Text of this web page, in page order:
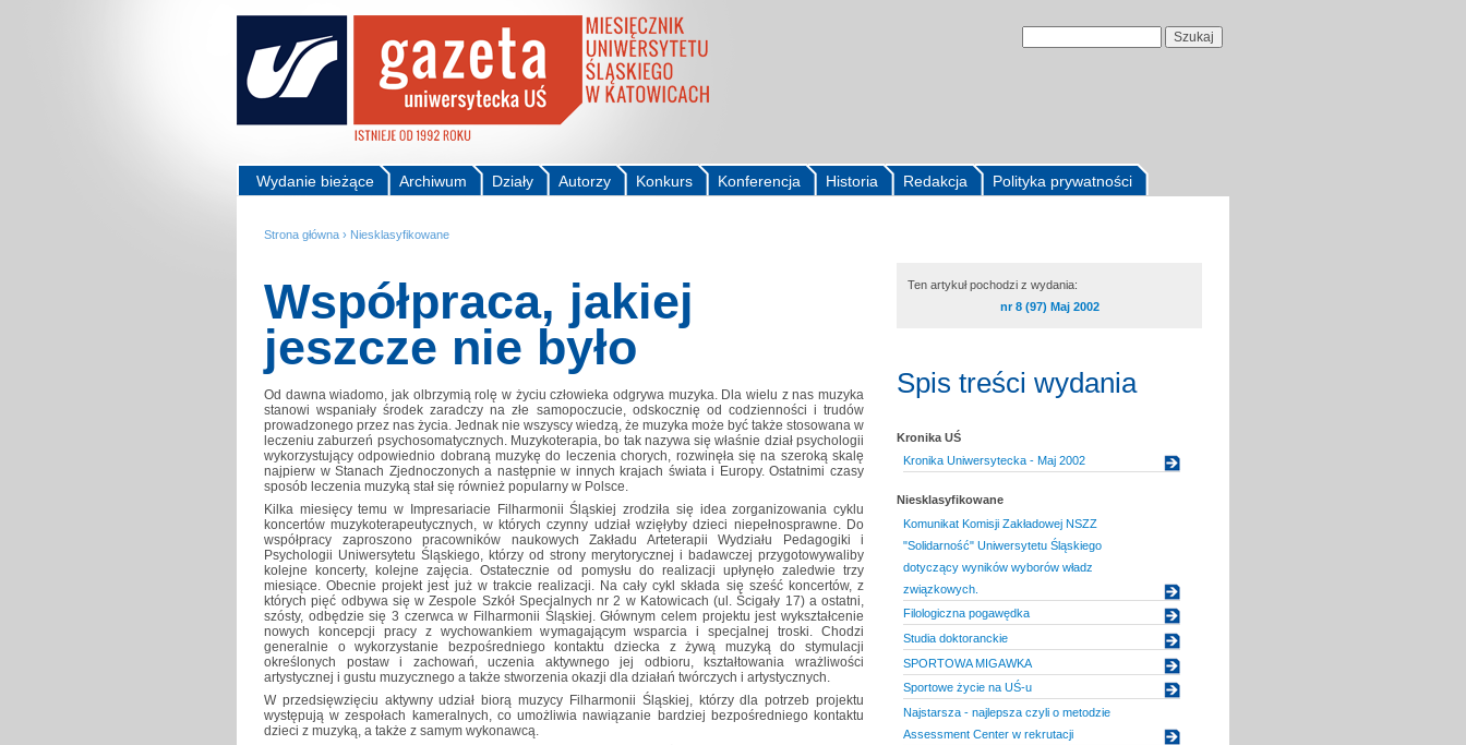
Polityka prywatności
Redakcja
Historia
Konferencja
Konkurs
Autorzy
Działy
Archiwum
Wydanie bieżące
Strona główna › Niesklasyfikowane
Współpraca, jakiej
jeszcze nie było
Od dawna wiadomo, jak olbrzymią rolę w życiu człowieka odgrywa muzyka. Dla wielu z nas muzyka
stanowi wspaniały środek zaradczy na złe samopoczucie, odskocznię od codzienności i trudów
prowadzonego przez nas życia. Jednak nie wszyscy wiedzą, że muzyka może być także stosowana w
leczeniu zaburzeń psychosomatycznych. Muzykoterapia, bo tak nazywa się właśnie dział psychologii
wykorzystujący odpowiednio dobraną muzykę do leczenia chorych, rozwinęła się na szeroką skalę
najpierw w Stanach Zjednoczonych a następnie w innych krajach świata i Europy. Ostatnimi czasy
sposób leczenia muzyką stał się również popularny w Polsce.
Kilka miesięcy temu w Impresariacie Filharmonii Śląskiej zrodziła się idea zorganizowania cyklu
koncertów muzykoterapeutycznych, w których czynny udział wzięłyby dzieci niepełnosprawne. Do
współpracy zaproszono pracowników naukowych Zakładu Arteterapii Wydziału Pedagogiki i
Psychologii Uniwersytetu Śląskiego, którzy od strony merytorycznej i badawczej przygotowywaliby
kolejne koncerty, kolejne zajęcia. Ostatecznie od pomysłu do realizacji upłynęło zaledwie trzy
miesiące. Obecnie projekt jest już w trakcie realizacji. Na cały cykl składa się sześć koncertów, z
których pięć odbywa się w Zespole Szkół Specjalnych nr 2 w Katowicach (ul. Ścigały 17) a ostatni,
szósty, odbędzie się 3 czerwca w Filharmonii Śląskiej. Głównym celem projektu jest wykształcenie
nowych koncepcji pracy z wychowankiem wymagającym wsparcia i specjalnej troski. Chodzi
generalnie o wykorzystanie bezpośredniego kontaktu dziecka z żywą muzyką do stymulacji
określonych postaw i zachowań, uczenia aktywnego jej odbioru, kształtowania wrażliwości
artystycznej i gustu muzycznego a także stworzenia okazji dla działań twórczych i artystycznych.
W przedsięwzięciu aktywny udział biorą muzycy Filharmonii Śląskiej, którzy dla potrzeb projektu
występują w zespołach kameralnych, co umożliwia nawiązanie bardziej bezpośredniego kontaktu
dzieci z muzyką, a także z samym wykonawcą.
Ten artykuł pochodzi z wydania:
nr 8 (97) Maj 2002
Spis treści wydania
Kronika UŚ
Kronika Uniwersytecka - Maj 2002
Niesklasyfikowane
Komunikat Komisji Zakładowej NSZZ
"Solidarność" Uniwersytetu Śląskiego
dotyczący wyników wyborów władz
związkowych.
Filologiczna pogawędka
Studia doktoranckie
SPORTOWA MIGAWKA
Sportowe życie na UŚ-u
Najstarsza - najlepsza czyli o metodzie
Assessment Center w rekrutacji